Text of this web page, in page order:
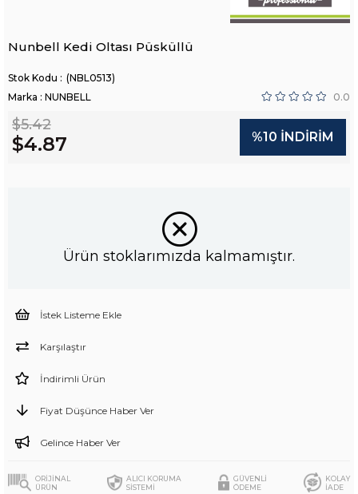
Nunbell Kedi Oltası Püsküllü
(NBL0513)
Marka : NUNBELL 0.0
$5.42
$4.87 %10 İNDIRIM
Ürün stoklarımızda kalmamıştır.
İstek Listeme Ekle
Karşılaştır
İndirimli Ürün
Fiyat Düşünce Haber Ver
Gelince Haber Ver
ORİJİNAL
ÜRÜN
ALICI KORUMA
SİSTEMİ
GÜVENLİ
ÖDEME
KOLAY
İADE